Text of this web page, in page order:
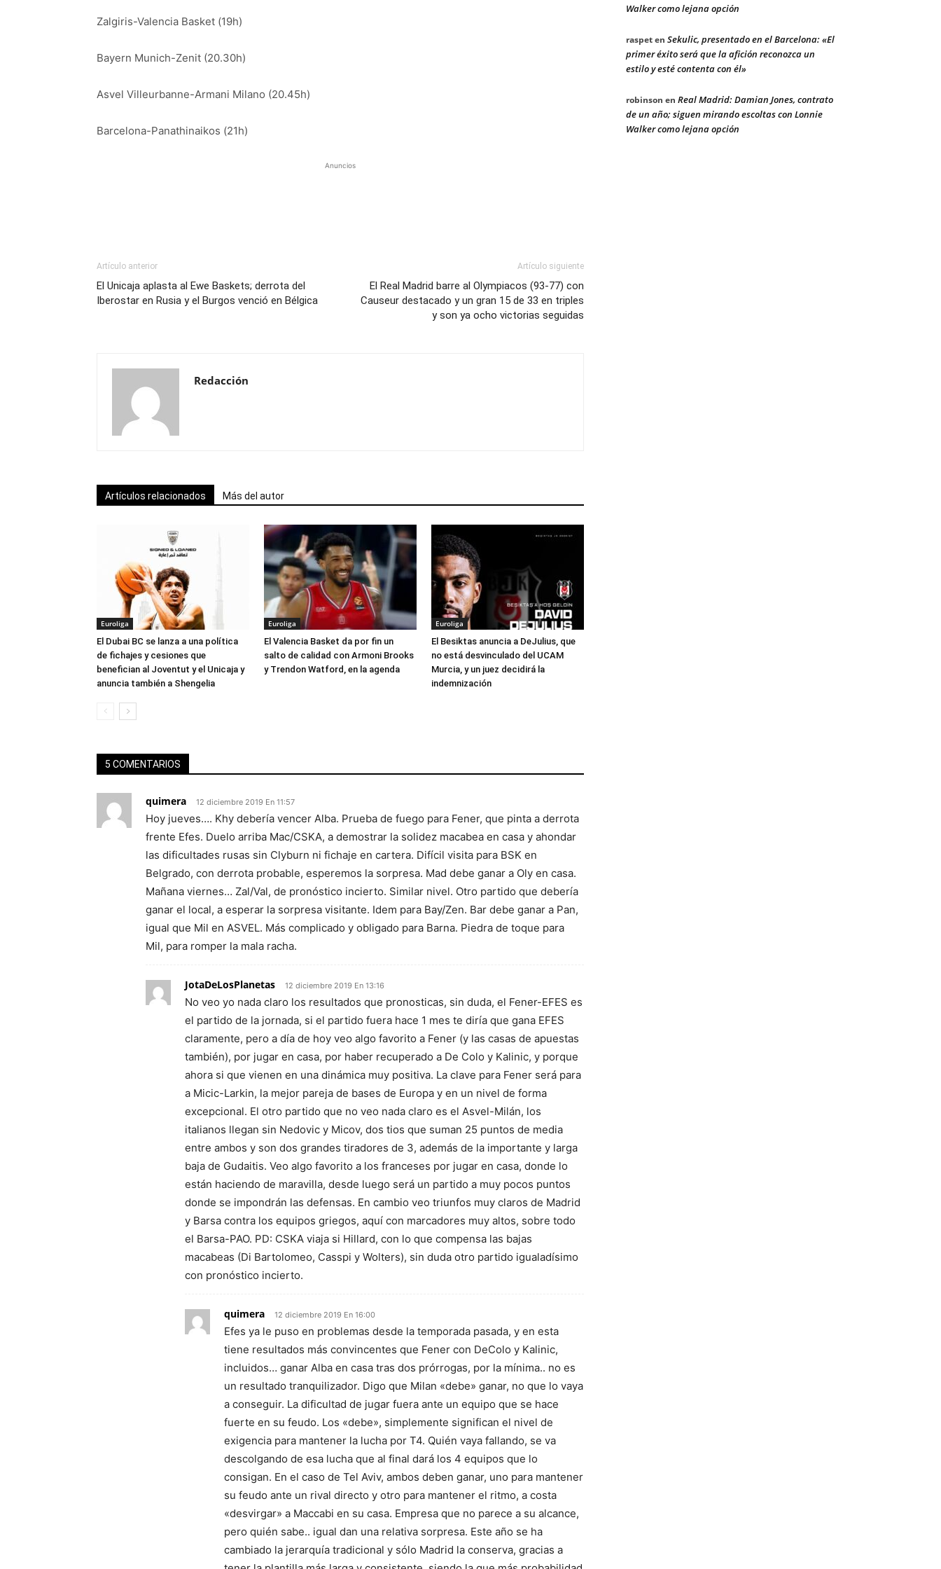
Zalgiris-Valencia Basket (19h)
Bayern Munich-Zenit (20.30h)
Asvel Villeurbanne-Armani Milano (20.45h)
Barcelona-Panathinaikos (21h)
Anuncios
Artículo anterior
El Unicaja aplasta al Ewe Baskets; derrota del
Iberostar en Rusia y el Burgos venció en Bélgica
Artículo siguiente
El Real Madrid barre al Olympiacos (93-77) con
Causeur destacado y un gran 15 de 33 en triples
y son ya ocho victorias seguidas
Redacción
Artículos relacionados Más del autor
Euroliga
El Dubai BC se lanza a una política
de fichajes y cesiones que
benefician al Joventut y el Unicaja y
anuncia también a Shengelia
Euroliga
El Valencia Basket da por fin un
salto de calidad con Armoni Brooks
y Trendon Watford, en la agenda
Euroliga
El Besiktas anuncia a DeJulius, que
no está desvinculado del UCAM
Murcia, y un juez decidirá la
indemnización
5 COMENTARIOS
quimera 12 diciembre 2019 En 11:57
Hoy jueves…. Khy debería vencer Alba. Prueba de fuego para Fener, que pinta a derrota
frente Efes. Duelo arriba Mac/CSKA, a demostrar la solidez macabea en casa y ahondar
las dificultades rusas sin Clyburn ni fichaje en cartera. Difícil visita para BSK en
Belgrado, con derrota probable, esperemos la sorpresa. Mad debe ganar a Oly en casa.
Mañana viernes… Zal/Val, de pronóstico incierto. Similar nivel. Otro partido que debería
ganar el local, a esperar la sorpresa visitante. Idem para Bay/Zen. Bar debe ganar a Pan,
igual que Mil en ASVEL. Más complicado y obligado para Barna. Piedra de toque para
Mil, para romper la mala racha.
JotaDeLosPlanetas 12 diciembre 2019 En 13:16
No veo yo nada claro los resultados que pronosticas, sin duda, el Fener-EFES es
el partido de la jornada, si el partido fuera hace 1 mes te diría que gana EFES
claramente, pero a día de hoy veo algo favorito a Fener (y las casas de apuestas
también), por jugar en casa, por haber recuperado a De Colo y Kalinic, y porque
ahora si que vienen en una dinámica muy positiva. La clave para Fener será para
a Micic-Larkin, la mejor pareja de bases de Europa y en un nivel de forma
excepcional. El otro partido que no veo nada claro es el Asvel-Milán, los
italianos llegan sin Nedovic y Micov, dos tios que suman 25 puntos de media
entre ambos y son dos grandes tiradores de 3, además de la importante y larga
baja de Gudaitis. Veo algo favorito a los franceses por jugar en casa, donde lo
están haciendo de maravilla, desde luego será un partido a muy pocos puntos
donde se impondrán las defensas. En cambio veo triunfos muy claros de Madrid
y Barsa contra los equipos griegos, aquí con marcadores muy altos, sobre todo
el Barsa-PAO. PD: CSKA viaja si Hillard, con lo que compensa las bajas
macabeas (Di Bartolomeo, Casspi y Wolters), sin duda otro partido igualadísimo
con pronóstico incierto.
quimera 12 diciembre 2019 En 16:00
Efes ya le puso en problemas desde la temporada pasada, y en esta
tiene resultados más convincentes que Fener con DeColo y Kalinic,
incluidos… ganar Alba en casa tras dos prórrogas, por la mínima.. no es
un resultado tranquilizador. Digo que Milan «debe» ganar, no que lo vaya
a conseguir. La dificultad de jugar fuera ante un equipo que se hace
fuerte en su feudo. Los «debe», simplemente significan el nivel de
exigencia para mantener la lucha por T4. Quién vaya fallando, se va
descolgando de esa lucha que al final dará los 4 equipos que lo
consigan. En el caso de Tel Aviv, ambos deben ganar, uno para mantener
su feudo ante un rival directo y otro para mantener el ritmo, a costa
«desvirgar» a Maccabi en su casa. Empresa que no parece a su alcance,
pero quién sabe.. igual dan una relativa sorpresa. Este año se ha
cambiado la jerarquía tradicional y sólo Madrid la conserva, gracias a
Walker como lejana opción
raspeten Sekulic, presentado en el Barcelona: «El
primer éxito será que la afición reconozca un
estilo y esté contenta con él»
robinson en Real Madrid: Damian Jones, contrato
de un año; siguen mirando escoltas con Lonnie
Walker como lejana opción